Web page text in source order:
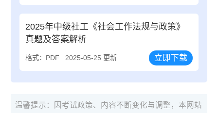
2025年中级社工《社会工作法规与政策》
真题及答案解析
格式：PDF 2025-05-25 更新 立即下载
温馨提示：因考试政策、内容不断变化与调整，本网站